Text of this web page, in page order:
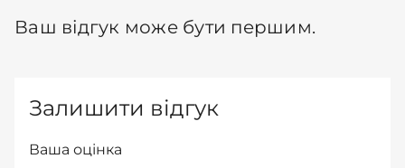
Ваш відгук може бути першим.
Залишити відгук
Ваша оцінка